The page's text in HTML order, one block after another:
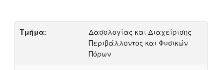
Τμήμα:
Δασολογίας και Διαχείρισης
Περιβάλλοντος και Φυσικών
Πόρων